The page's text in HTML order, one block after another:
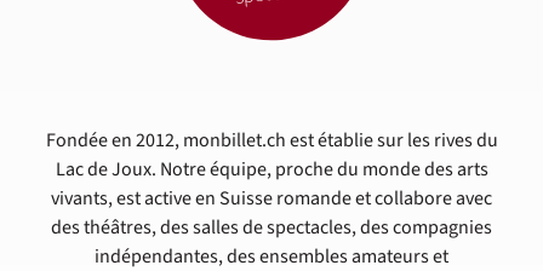
Fondée en 2012, monbillet.ch est établie sur les rives du
Lac de Joux. Notre équipe, proche du monde des arts
vivants, est active en Suisse romande et collabore avec
des théâtres, des salles de spectacles, des compagnies
indépendantes, des ensembles amateurs et